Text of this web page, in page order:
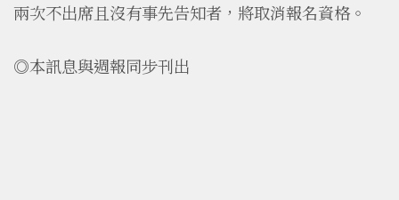
兩次不出席且沒有事先告知者，將取消報名資格。
◎本訊息與週報同步刊出